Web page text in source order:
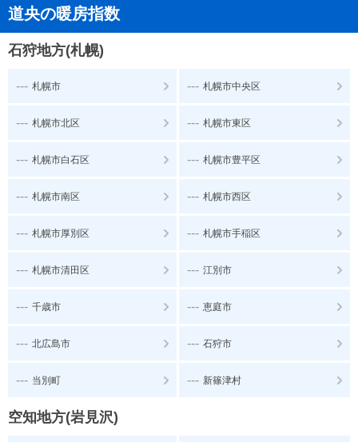
道央の暖房指数
石狩地方(札幌)
--- 札幌市 --- 札幌市中央区
--- 札幌市北区 --- 札幌市東区
--- 札幌市白石区 --- 札幌市豊平区
--- 札幌市南区 --- 札幌市西区
--- 札幌市厚別区 --- 札幌市手稲区
--- 札幌市清田区 --- 江別市
--- 千歳市 --- 恵庭市
--- 北広島市 --- 石狩市
--- 当別町 --- 新篠津村
空知地方(岩見沢)